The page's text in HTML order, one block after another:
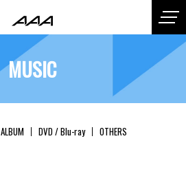
MUSIC
ALBUM DVD / Blu-ray OTHERS